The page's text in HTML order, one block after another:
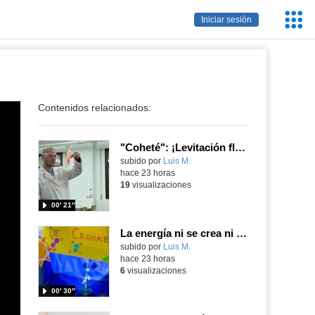
Iniciar sesión
Contenidos relacionados:
"Coheté": ¡Levitación flamígera!
Contenido educativo.
subido por Luis M.
00′ 21″
hace 23 horas
19visualizaciones
La energía ni se crea ni se destruye... ¡se experimenta! El Tierno en la Feria Madrid es Ciencia 2026
Contenido educativo.
subido por Luis M.
00′ 30″
hace 23 horas
6visualizaciones